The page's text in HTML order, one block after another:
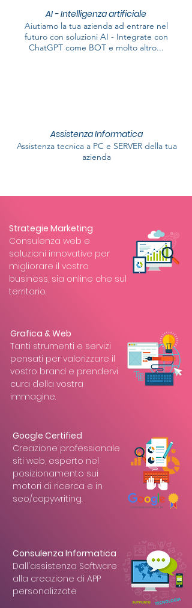
AI - Intelligenza artificiale
Aiutiamo la tua azienda ad entrare nel
futuro con soluzioni AI - Integrate con
ChatGPT come BOT e molto altro...
Assistenza Informatica
Assistenza tecnica a PC e SERVER della tua
azienda
Strategie Marketing
Consulenza web e
soluzioni innovative per
migliorare il vostro
business, sia online che sul
territorio.
Grafica & Web
Tanti strumenti e servizi
pensati per valorizzare il
vostro brand e prendervi
cura della vostra
immagine.
Google Certified
Creazione professionale
siti web, esperto nel
posizionamento sui
motori di ricerca e in
seo/copywriting.
Consulenza Informatica
Dall'assistenza Software
alla creazione di APP
personalizzate